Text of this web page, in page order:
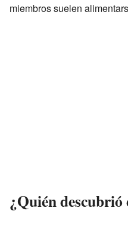
miembros suelen
¿Quién descubrió